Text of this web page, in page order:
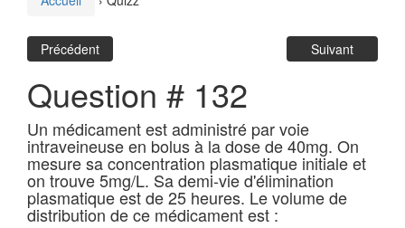
Précédent Suivant
Question # 132
Un médicament est administré par voie
intraveineuse en bolus à la dose de 40mg. On
mesure sa concentration plasmatique initiale et
on trouve 5mg/L. Sa demi-vie d'élimination
plasmatique est de 25 heures. Le volume de
distribution de ce médicament est :